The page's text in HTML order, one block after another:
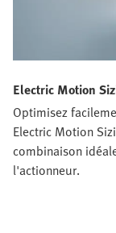
Electric Motion
Optimisez
Electric Motion
combinaison
l'actionneur.